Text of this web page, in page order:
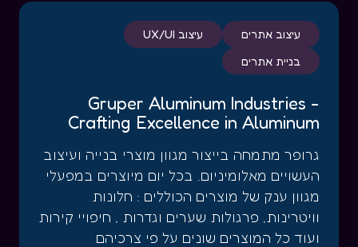
עיצוב אתרים
עיצוב UX/UI
בניית אתרים
Gruper Aluminum Industries -
Crafting Excellence in Aluminum
גרופר מתמחה בייצור מגוון מוצרי בנייה ועיצוב
העשויים מאלומיניום. בכל יום מיוצרים במפעלי
מגוון ענק של מוצרים הכוללים : חלונות
וויטרינות, פרגולות שערים וגדרות , חיפויי קירות
ועוד כל המוצרים שונים על פי צרכיהם